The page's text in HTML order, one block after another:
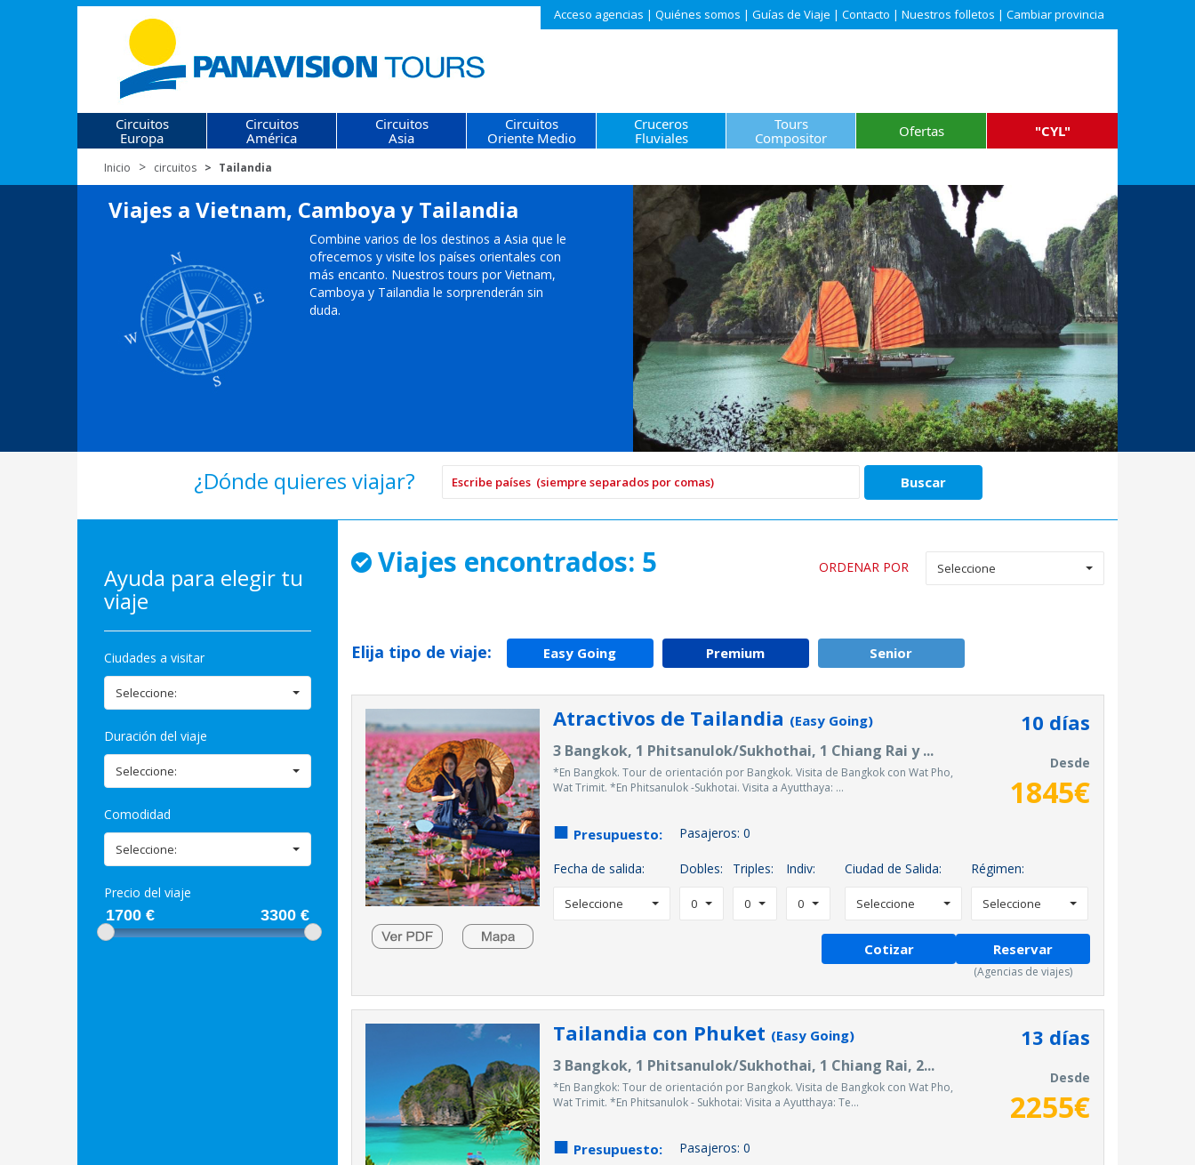
Acceso agencias | Quiénes somos | Guías de Viaje | Contacto | Nuestros folletos | Cambiar provincia
Circuitos
Europa
Circuitos
América
Circuitos
Asia
Circuitos
Oriente Medio
Cruceros
Fluviales
Tours
Compositor
Ofertas "CYL"
Inicio circuitos Tailandia
Viajes a Vietnam, Camboya y Tailandia
Combine varios de los destinos a Asia que le
ofrecemos y visite los países orientales con
más encanto. Nuestros tours por Vietnam,
Camboya y Tailandia le sorprenderán sin
duda.
¿Dónde quieres viajar?
Ayuda para elegir tu
viaje
Ciudades a visitar
Seleccione:
Duración del viaje
Seleccione:
Comodidad
Seleccione:
Precio del viaje
1700 € 3300€
Viajes encontrados: 5 ORDENAR POR Seleccione
Elija tipo de viaje: Easy Going Premium Senior
Atractivos de Tailandia (Easy Going)
3 Bangkok, 1 Phitsanulok/Sukhothai, 1 Chiang Rai y ...
*En Bangkok. Tour de orientación por Bangkok. Visita de Bangkok con Wat Pho,
Wat Trimit. *En Phitsanulok -Sukhotai. Visita a Ayutthaya: ...
10 días
Desde
1845€
Presupuesto:
Fecha de salida:
Seleccione
Pasajeros:0
Dobles:
0
Triples:
0
Indiv:
0
Ciudad de Salida:
Seleccione
Régimen:
Seleccione
Cotizar Reservar
(Agencias de viajes)
Tailandia con Phuket (Easy Going)
3 Bangkok, 1 Phitsanulok/Sukhothai, 1 Chiang Rai, 2...
*En Bangkok: Tour de orientación por Bangkok. Visita de Bangkok con Wat Pho,
Wat Trimit. *En Phitsanulok - Sukhotai: Visita a Ayutthaya: Te...
13 días
Desde
2255€
Presupuesto: Pasajeros:0